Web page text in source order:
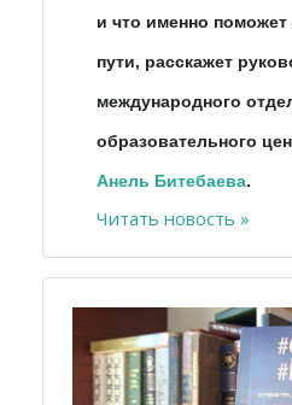
и что именно поможет
пути, расскажет
международного
образовательного
Анель Битебаева.
Читать новость »